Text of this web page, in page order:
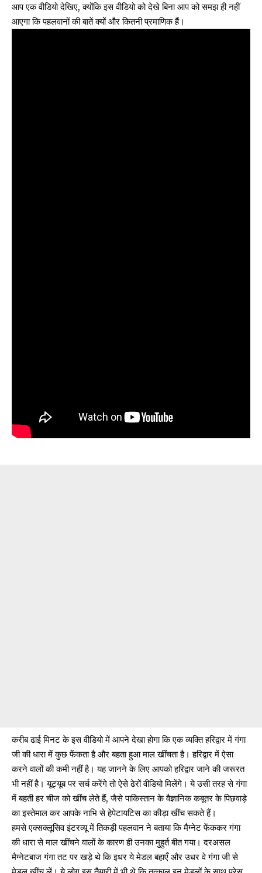
आप एक वीडियो देखिए, क्योंकि इस वीडियो को देखे बिना आप को समझ ही नहीं
आएगा कि पहलवानों की बातें क्यों और कितनी प्रमाणिक हैं।
करीब ढाई मिनट के इस वीडियो में आपने देखा होगा कि एक व्यक्ति ​हरिद्वार में गंगा
जी की धारा में कुछ फेंकता है और बहता हुआ माल खींचता है। हरिद्वार में ऐसा
करने वालों की कमी नहीं है। यह जानने के लिए आपको हरिद्वार जाने की जरूरत
भी नहीं है। यूट्यूब पर सर्च करेंगे तो ऐसे ढेरों वीडियो मिलेंगे। ये उसी तरह से गंगा
में बहती हर चीज को खींच लेते हैं, जैसे पाकिस्तान के वैज्ञानिक कबूतर के पिछवाड़े
का इस्तेमाल कर आपके नाभि सेहेपेटायटिस का कीड़ाखींच सकते हैं।
हमसे एक्सक्लूसिव इंटरव्यू में तिकड़ी पहलवान ने बताया कि मैग्नेट फेंककर गंगा
की धारा से माल खींचने वालों के कारण ही उनका मुहुर्त बीत गया। दरअसल
मैग्नेटबाज गंगा तट पर खड़े थे कि इधर ये मेडल बहाएँ और उधर वे गंगा जी से